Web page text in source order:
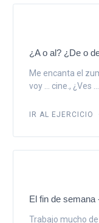
¿A o al? ¿De o
Me encanta el
voy ... cine., ¿Ves
IR AL EJERCICIO
El fin de semana
Trabajo mucho